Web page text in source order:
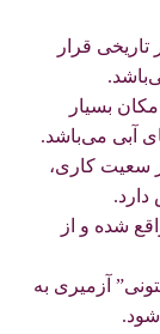
تاریخی قرار
بسیار
آبی می‌باشد.
سعیت کاری،
شده و از
آزمیری به